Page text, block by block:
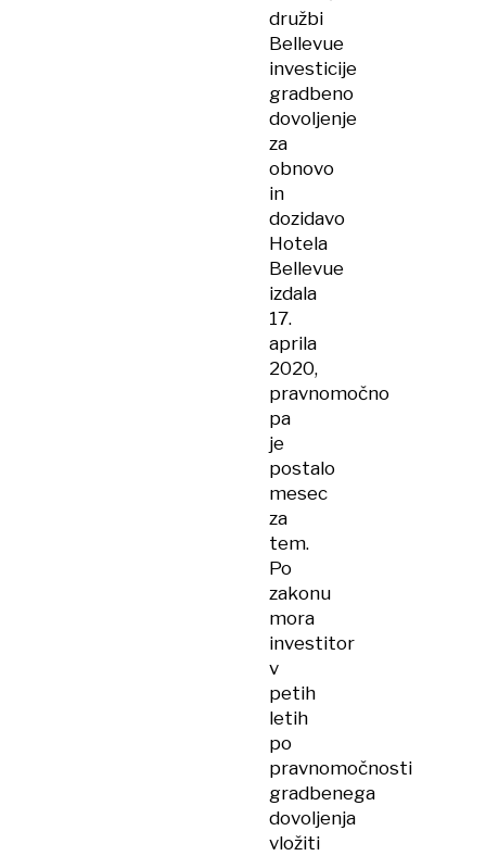
družbi
Bellevue
investicije
gradbeno
dovoljenje
za
obnovo
in
dozidavo
Hotela
Bellevue
izdala
17.
aprila
2020,
pravnomočno
pa
je
postalo
mesec
za
tem.
Po
zakonu
mora
investitor
v
petih
letih
po
pravnomočnosti
gradbenega
dovoljenja
vložiti